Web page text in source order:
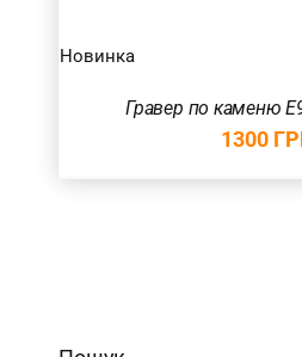
Новинка
Гравер по каменю
1300